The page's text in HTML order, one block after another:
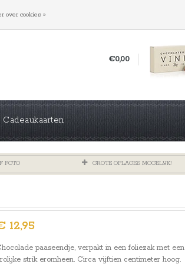
€0,00
Cadeaukaarten
FOTO GROTE OPLAGES MOGELIJK!
12,95
paaseendje, verpakt in een foliezak met een
strik eromheen. Circa vijftien centimeter hoog.
over cookies »